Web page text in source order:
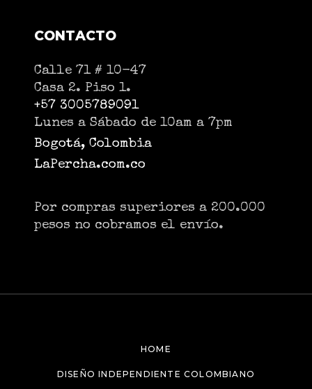
CONTACTO
Calle 71 # 10-47
Casa 2. Piso 1.
+57 3005789091
Lunes a Sábado de 10am a 7pm
Bogotá, Colombia
LaPercha.com.co
Por compras superiores a 200.000
pesos no cobramos el envío.
HOME
DISEÑO INDEPENDIENTE COLOMBIANO